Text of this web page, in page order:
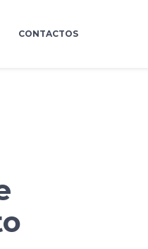
CONTACTOS